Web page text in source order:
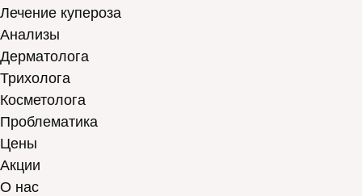
Лечение купероза
Анализы
Дерматолога
Трихолога
Косметолога
Проблематика
Цены
Акции
О нас